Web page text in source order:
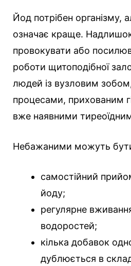
Йод потрібен організму,
означає краще.
провокувати або
роботи щитоподібної
людей із вузловим
процесами, прихованим
вже наявними
Небажаними можуть
самостійний
йоду;
регулярне
водоростей;
кілька добавок
дублюється в